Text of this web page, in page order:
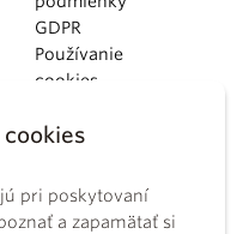
pri poskytovaní
a zapamätať si
GDPR
Používanie
cookies